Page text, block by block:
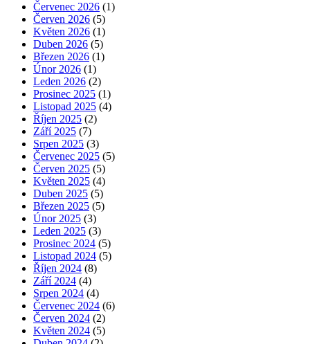
Červenec 2026 (1)
Červen 2026 (5)
Květen 2026 (1)
Duben 2026 (5)
Březen 2026 (1)
Únor 2026 (1)
Leden 2026 (2)
Prosinec 2025 (1)
Listopad 2025 (4)
Říjen 2025 (2)
Září 2025 (7)
Srpen 2025 (3)
Červenec 2025 (5)
Červen 2025 (5)
Květen 2025 (4)
Duben 2025 (5)
Březen 2025 (5)
Únor 2025 (3)
Leden 2025 (3)
Prosinec 2024 (5)
Listopad 2024 (5)
Říjen 2024 (8)
Září 2024 (4)
Srpen 2024 (4)
Červenec 2024 (6)
Červen 2024 (2)
Květen 2024 (5)